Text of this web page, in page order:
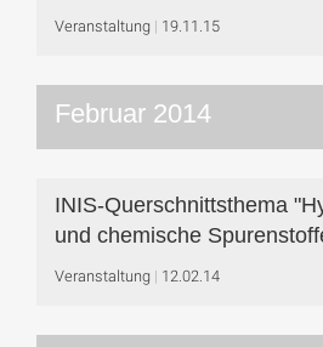
Veranstaltung 19.11.15
Februar 2014
INIS-Querschnittsthema
und chemische
Veranstaltung 12.02.14